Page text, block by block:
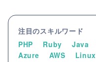
注目のスキルワード
PHP
Ruby Java
Azure
AWS Linux